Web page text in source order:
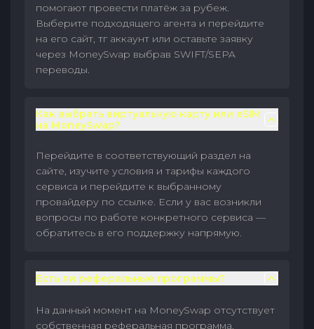
помогают провести платёж за рубеж.
Выберите подходящего агента и перейдите
на его сайт, тг аккаунт или оставьте заявку
через MoneySwap выбрав SWIFT/SEPA
переводы.
Как выбрать виртуальную карту или eSIM
на MoneySwap?
Перейдите в соответствующий раздел на
сайте, изучите условия и тарифы каждого
сервиса и перейдите к выбранному
провайдеру по ссылке. Если у вас возникли
вопросы по работе конкретного сервиса —
обратитесь в его поддержку напрямую.
Есть ли реферальные программы?
На данный момент на MoneySwap отсутствует
собственная реферальная программа.